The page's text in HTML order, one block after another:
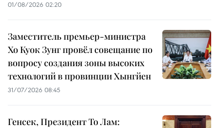
01/08/2026 02:20
Заместитель премьер-министра
Хо Куок Зунг провёл совещание по
вопросу создания зоны высоких
технологий в провинции Хынгйен
31/07/2026 08:45
Генсек, Президент То Лам: